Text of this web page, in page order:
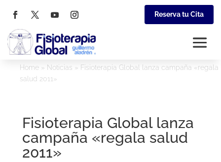
Reserva tu Cita
Home » Noticias » Fisioterapia Global lanza campaña «regala
salud 2011»
Fisioterapia Global lanza
campaña «regala salud
2011»